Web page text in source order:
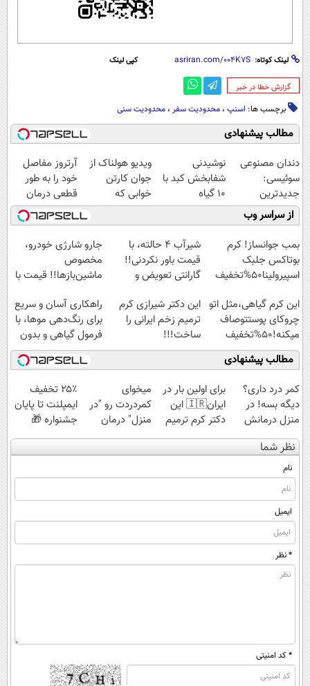
لینک کوتاه: کپی لینک
‌گزارش خطا در خبر
برچسب ها: اسنپ ، محدودیت سفر ، محدودیت سنی
مطالب پیشنهادی
دندان مصنوعی
سوئیسی:
جدیدترین
فناوری اروپا،
سبک و مقاوم |
پرداخت قسطی
نوشیدنی
شفابخش کبد با
10 گیاه
موثر(تخفیف تا
امشب)
ویدیو هولناک از
جوان کارتن
خوابی که
میلیاردر شد.
آموزش رایگان
آرتروز مفاصل
خود را به طور
قطعی درمان
کنید!
◗پرسش‌نامه◖
از سراسر وب
بمب جوانساز! کرم
بوتاکس جلبک
اسپیرولینا50%تخفیف
شیر‌آب ۴ حالته، با
قیمت باور نکردنی!!
گارانتی تعویض و
جارو شارژی خودرو،
مخصوص
ماشین‌باز‌ها!! قیمت با
1,499,000
این کرم گیاهی،مثل اتو
چروکای پوستتوصاف
میکنه!50%تخفیف
این دکتر شیرازی کرم
ترمیم زخم ایرانی را
ساخت!!!
راهکاری آسان و سریع
برای رنگ‌دهی موها، با
فرمول گیاهی و بدون
آمونیاک
مطالب پیشنهادی
کمر درد داری؟
دیگه بسه! در
منزل درمانش
کن
(◀پرسش‌نامه)
برای اولین بار در
ایران🇮🇷 این
دکتر کرم ترمیم
کننده 23 روزه
ساخت!
میخوای
کمردردت رو "در
منزل" درمان
کنی؟ (◂فیلم +
◂پرسش‌نامه)
۲۵٪ تخفیف
ایمپلنت تا پایان
جشنواره 🎁
نظر شما
نام
ایمیل
* نظر
* کد امنیتی